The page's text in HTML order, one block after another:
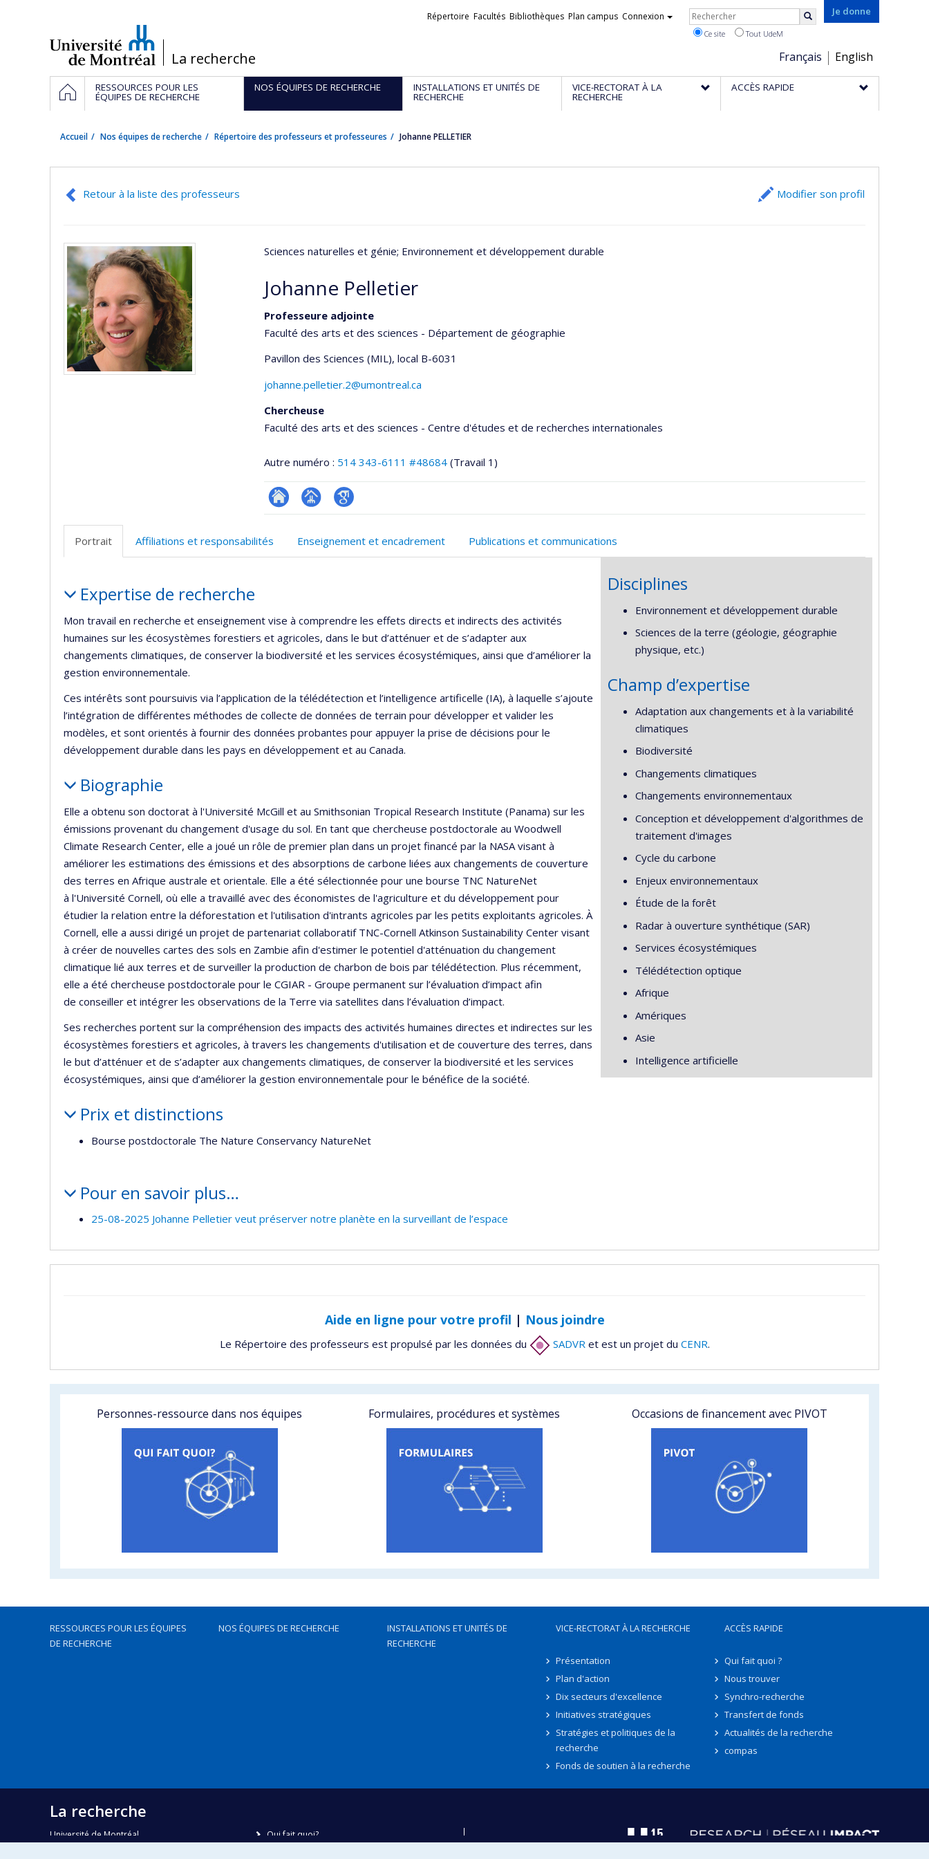
/La recherche
Je donne
Choix
de
la
Français English
Liens
Répertoire Facultés Bibliothèques Plan campus Connexion Rechercher
Ce site Tout UdeM
Navigation
principale
ACCUEILRESSOURCES POUR LES
ÉQUIPES DE RECHERCHE
NOS ÉQUIPES DE RECHERCHE INSTALLATIONS ET UNITÉS DE
RECHERCHE
VICE-RECTORAT À LA
RECHERCHE
ACCÈS RAPIDE
Accueil Nos équipes de recherche Répertoire des professeurs et professeures Johanne PELLETIER
Retour à la liste des professeurs Modifier son profil
Sciences naturelles et génie; Environnement et développement durable
Johanne Pelletier
Professeure adjointe
Faculté des arts et des sciences - Département de géographie
Pavillon des Sciences (MIL), local B-6031
johanne.pelletier.2@umontreal.ca
Chercheuse
Faculté des arts et des sciences - Centre d'études et de recherches internationales
Autre numéro : 514 343-6111 #48684 (Travail 1)
ResearchGate
Page
(faculté,département,école)
Google
Portrait Affiliations et responsabilités Enseignement et encadrement Publications et communications
Expertise de recherche
Mon travail en recherche et enseignement vise à comprendre les effets directs et indirects des activités
humaines sur les écosystèmes forestiers et agricoles, dans le but d’atténuer et de s’adapter aux
changements climatiques, de conserver la biodiversité et les services écosystémiques, ainsi que d’améliorer la
gestion environnementale.
Ces intérêts sont poursuivis via l’application de la télédétection et l’intelligence artificelle (IA), à laquelle s’ajoute
l’intégration de différentes méthodes de collecte de données de terrain pour développer et valider les
modèles, et sont orientés à fournir des données probantes pour appuyer la prise de décisions pour le
développement durable dans les pays en développement et au Canada.
Biographie
Elle a obtenu son doctorat à l'Université McGill et au Smithsonian Tropical Research Institute (Panama) sur les
émissions provenant du changement d'usage du sol. En tant que chercheuse postdoctorale au Woodwell
Climate Research Center, elle a joué un rôle de premier plan dans un projet financé par la NASA visant à
améliorer les estimations des émissions et des absorptions de carbone liées aux changements de couverture
des terres en Afrique australe et orientale. Elle a été sélectionnée pour une bourse TNC NatureNet
à l'Université Cornell, où elle a travaillé avec des économistes de l'agriculture et du développement pour
étudier la relation entre la déforestation et l'utilisation d'intrants agricoles par les petits exploitants agricoles. À
Cornell, elle a aussi dirigé un projet de partenariat collaboratif TNC-Cornell Atkinson Sustainability Center visant
à créer de nouvelles cartes des sols en Zambie afin d'estimer le potentiel d'atténuation du changement
climatique lié aux terres et de surveiller la production de charbon de bois par télédétection. Plus récemment,
elle a été chercheuse postdoctorale pour le CGIAR - Groupe permanent sur l’évaluation d’impact afin
de conseiller et intégrer les observations de la Terre via satellites dans l’évaluation d’impact.
Ses recherches portent sur la compréhension des impacts des activités humaines directes et indirectes sur les
écosystèmes forestiers et agricoles, à travers les changements d'utilisation et de couverture des terres, dans
le but d’atténuer et de s’adapter aux changements climatiques, de conserver la biodiversité et les services
écosystémiques, ainsi que d’améliorer la gestion environnementale pour le bénéfice de la société.
Prix et distinctions
Bourse postdoctorale The Nature Conservancy NatureNet
Pour en savoir plus…
25-08-2025 Johanne Pelletier veut préserver notre planète en la surveillant de l’espace
Disciplines
Environnement et développement durable
Sciences de la terre (géologie, géographie
physique, etc.)
Champ d’expertise
Adaptation aux changements et à la variabilité
climatiques
Biodiversité
Changements climatiques
Changements environnementaux
Conception et développement d'algorithmes de
traitement d'images
Cycle du carbone
Enjeux environnementaux
Étude de la forêt
Radar à ouverture synthétique (SAR)
Services écosystémiques
Télédétection optique
Afrique
Amériques
Asie
Intelligence artificielle
Aide en ligne pour votre profil | Nous joindre
Le Répertoire des professeurs est propulsé par les données du SADVRet est un projet du CENR.
Personnes-ressource dans nos équipes Formulaires, procédures et systèmes Occasions de financement avec PIVOT
RESSOURCES POUR LES ÉQUIPES
DE RECHERCHE
NOS ÉQUIPES DE RECHERCHE
INSTALLATIONS ET UNITÉS DE
RECHERCHE
VICE-RECTORAT À LA RECHERCHE
Présentation
Plan d'action
Dix secteurs d'excellence
Initiatives stratégiques
Stratégies et politiques de la
recherche
Fonds de soutien à la recherche
ACCÈS RAPIDE
Qui fait quoi ?
Nous trouver
Synchro-recherche
Transfert de fonds
Actualités de la recherche
compas
La recherche
Université de Montréal
Qui fait quoi?